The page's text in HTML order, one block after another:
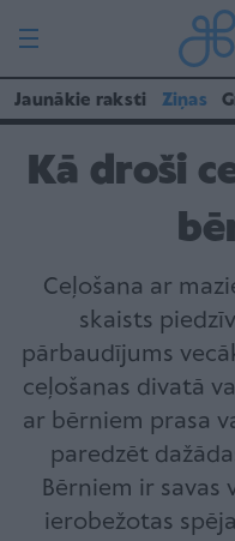
Jaunākie raksti Ziņas
Kā droši
Ceļošana ar
skaists
pārbaudījums
ceļošanas divatā
ar bērniem prasa
paredzēt
Bērniem ir savas
ierobežotas